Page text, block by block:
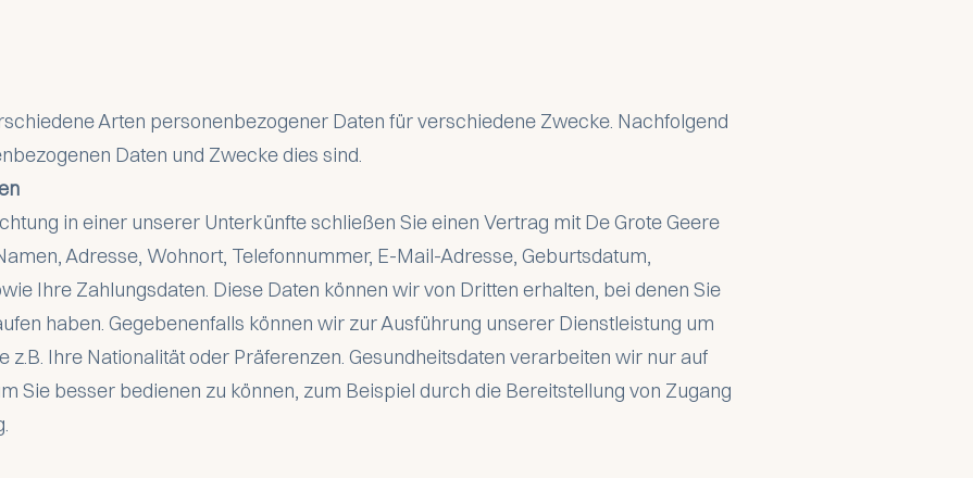
Arten personenbezogener Daten für verschiedene Zwecke. Nachfolgend
Daten und Zwecke dies sind.
in einer unserer Unterkünfte schließen Sie einen Vertrag mit De Grote Geere
Adresse, Wohnort, Telefonnummer, E-Mail-Adresse, Geburtsdatum,
Ihre Zahlungsdaten. Diese Daten können wir von Dritten erhalten, bei denen Sie
haben. Gegebenenfalls können wir zur Ausführung unserer Dienstleistung um
z.B. Ihre Nationalität oder Präferenzen. Gesundheitsdaten verarbeiten wir nur auf
Sie besser bedienen zu können, zum Beispiel durch die Bereitstellung von Zugang